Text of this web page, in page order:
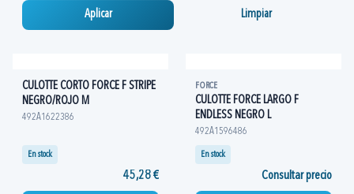
Aplicar Limpiar
CULOTTE CORTO FORCE F STRIPE
NEGRO/ROJO M
492A1622386
En stock
45,28 €
FORCE
CULOTTE FORCE LARGO F
ENDLESS NEGRO L
492A1596486
En stock
Consultar precio